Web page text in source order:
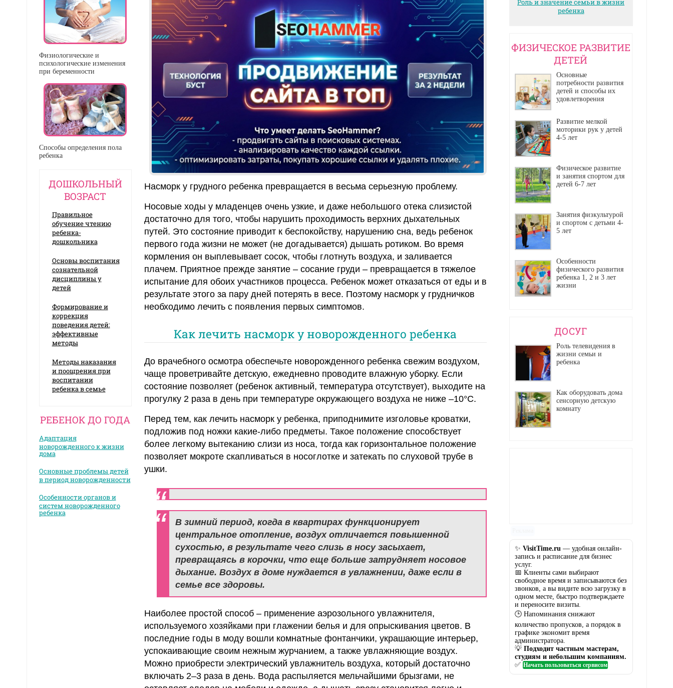
Физиологические и
психологические изменения
при беременности
Способы определения пола
ребенка
ДОШКОЛЬНЫЙ
ВОЗРАСТ
Правильное
обучение чтению
ребенка-
дошкольника
Основы воспитания
сознательной
дисциплины у
детей
Формирование и
коррекция
поведения детей:
эффективные
методы
Методы наказания
и поощрения при
воспитании
ребенка в семье
РЕБЕНОК ДО ГОДА
Адаптация
новорожденного к жизни
дома
Основные проблемы детей
в период новорожденности
Особенности органов и
систем новорожденного
ребенка
Реклама
Насморк у грудного ребенка превращается в весьма серьезную проблему.
Носовые ходы у младенцев очень узкие, и даже небольшого отека слизистой
достаточно для того, чтобы нарушить проходимость верхних дыхательных
путей. Это состояние приводит к беспокойству, нарушению сна, ведь ребенок
первого года жизни не может (не догадывается) дышать ротиком. Во время
кормления он выплевывает сосок, чтобы глотнуть воздуха, и заливается
плачем. Приятное прежде занятие – сосание груди – превращается в тяжелое
испытание для обоих участников процесса. Ребенок может отказаться от еды и в
результате этого за пару дней потерять в весе. Поэтому насморк у грудничков
необходимо лечить с появления первых симптомов.
Как лечить насморк у новорожденного ребенка
До врачебного осмотра обеспечьте новорожденного ребенка свежим воздухом,
чаще проветривайте детскую, ежедневно проводите влажную уборку. Если
состояние позволяет (ребенок активный, температура отсутствует), выходите на
прогулку 2 раза в день при температуре окружающего воздуха не ниже –10°С.
Перед тем, как лечить насморк у ребенка, приподнимите изголовье кроватки,
подложив под ножки какие-либо предметы. Такое положение способствует
более легкому вытеканию слизи из носа, тогда как горизонтальное положение
позволяет мокроте скапливаться в носоглотке и затекать по слуховой трубе в
ушки.
В зимний период, когда в квартирах функционирует
центральное отопление, воздух отличается повышенной
сухостью, в результате чего слизь в носу засыхает,
превращаясь в корочки, что еще больше затрудняет носовое
дыхание. Воздух в доме нуждается в увлажнении, даже если в
семье все здоровы.
Наиболее простой способ – применение аэрозольного увлажнителя,
используемого хозяйками при глажении белья и для опрыскивания цветов. В
последние годы в моду вошли комнатные фонтанчики, украшающие интерьер,
успокаивающие своим нежным журчанием, а также увлажняющие воздух.
Можно приобрести электрический увлажнитель воздуха, который достаточно
включать 2–3 раза в день. Вода распыляется мельчайшими брызгами, не
ребенка
ФИЗИЧЕСКОЕ РАЗВИТИЕ
ДЕТЕЙ
Основные
потребности развития
детей и способы их
удовлетворения
Развитие мелкой
моторики рук у детей
4-5 лет
Физическое развитие
и занятия спортом для
детей 6-7 лет
Занятия физкультурой
и спортом с детьми 4-
5 лет
Особенности
физического развития
ребенка 1, 2 и 3 лет
жизни
ДОСУГ
Роль телевидения в
жизни семьи и
ребенка
Как оборудовать дома
сенсорную детскую
комнату
✨ VisitTime.ru — удобная онлайн-
запись и расписание для бизнес
услуг.
📅 Клиенты сами выбирают
свободное время и записываются без
звонков, а вы видите всю загрузку в
одном месте, быстро подтверждаете
и переносите визиты.
🕒 Напоминания снижают
количество пропусков, а порядок в
графике экономит время
администратора.
💡 Подходит частным мастерам,
студиям и небольшим компаниям.
✅ Начать пользоваться сервисом